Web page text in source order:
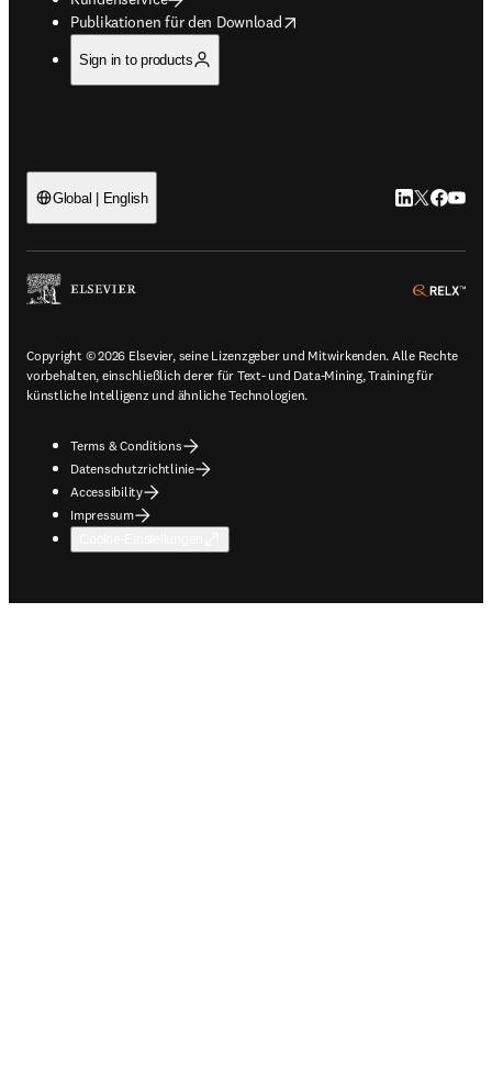
Publikationen für den Download
opens in new tab/window
Sign in to products
Global | English LinkedIn
Twitter
Copyright © 2026 Elsevier, seine Lizenzgeber und Mitwirkenden. Alle Rechte
vorbehalten, einschließlich derer für Text- und Data-Mining, Training für
künstliche Intelligenz und ähnliche Technologien.
Terms & Conditions
Datenschutzrichtlinie
Accessibility
Impressum